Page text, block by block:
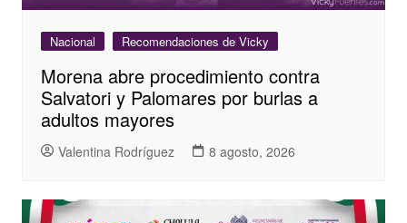
Nacional Recomendaciones de Vicky
Morena abre procedimiento contra
Salvatori y Palomares por burlas a
adultos mayores
Valentina Rodríguez 8 agosto, 2026